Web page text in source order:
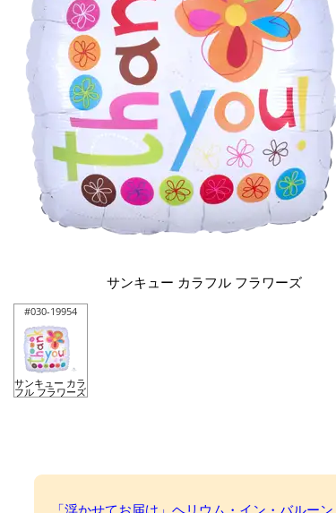
サンキュー カラフル フラワーズ
#030-19954
サンキュー カラ
フル フラワーズ
「浮かせてお届け」ヘリウム・イン・バルーン